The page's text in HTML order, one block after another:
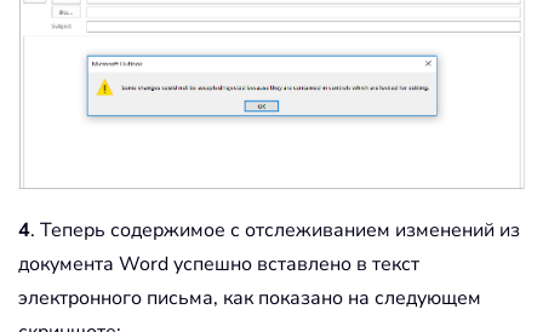
4. Теперь содержимое с отслеживанием изменений из
документа Word успешно вставлено в текст
электронного письма, как показано на следующем